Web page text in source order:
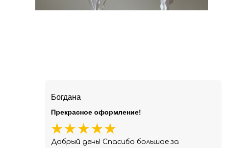
Богдана
Добрый день! Спасибо большое за
Прекрасное оформление!